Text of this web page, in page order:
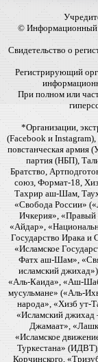
© Информационный
Свидетельство о
Регистрирующий
При полном или
*Организации,
(Facebook и
повстанческая армия
партия (НБП),
Братство,
союз, Формат-18,
Тахрир аш-Шам,
«Свобода России»
Ичкерия», «Правый
«Айдар»,
Государство Ирака и
«Исламское
Фатх аш-Шам»,
исламский
«Аль-Каида», «Аш-
мусульмане» («Аль-
народа», «Хизб ут-
«Исламский джихад
Джамаат»,
«Исламское
Туркестана»
Корчинского,